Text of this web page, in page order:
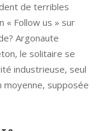
de terribles
« Follow us » sur
Argonaute
le solitaire se
industrieuse, seul
moyenne, supposée